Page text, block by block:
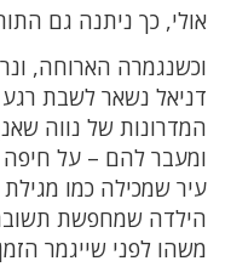
אולי, כך ניתנה גם
וכשנגמרה הארוחה,
דניאל נשאר לשבת
המדרונות של נווה
ומעבר להם – על חיפה
עיר שמכילה כמו
הילדה שמחפשת
משהו לפני שייגמר